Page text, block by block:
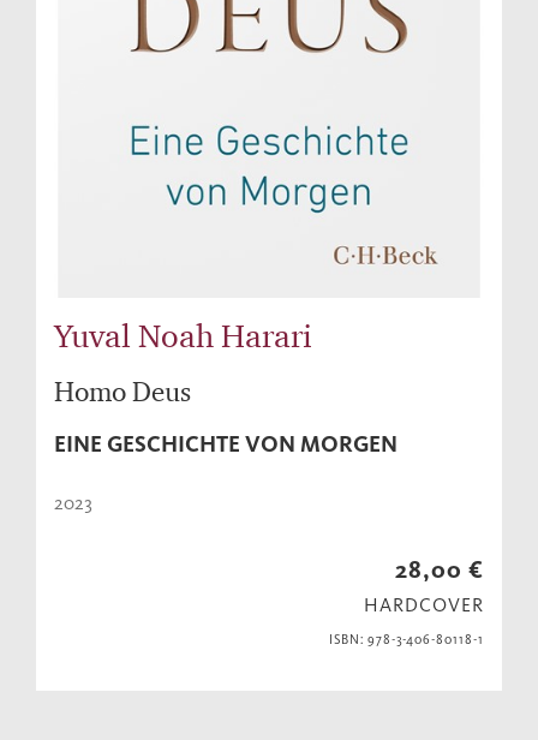
Yuval Noah Harari
Homo Deus
EINE GESCHICHTE VON MORGEN
2023
28,00 €
HARDCOVER
ISBN: 978-3-406-80118-1